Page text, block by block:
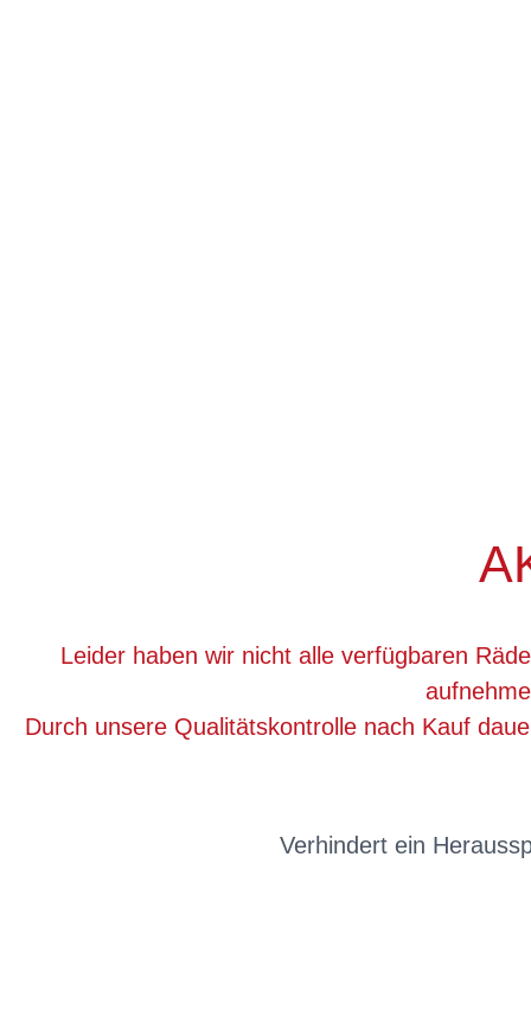
Leider haben wir nicht alle verfügbaren
Durch unsere Qualitätskontrolle nach Kauf
Verhindert ein